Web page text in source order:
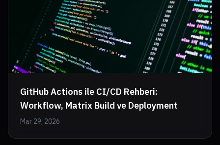
GitHub Actions ile CI/CD Rehberi:
Workflow, Matrix Build ve Deployment
Mar 29, 2026